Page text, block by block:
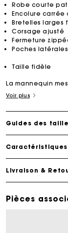
Robe courte
Encolure carrée
Bretelles larges
Corsage ajusté
Fermeture
Poches
Taille fidèle
La mannequin
Voir plus
Guides des
Livraison &
Pièces